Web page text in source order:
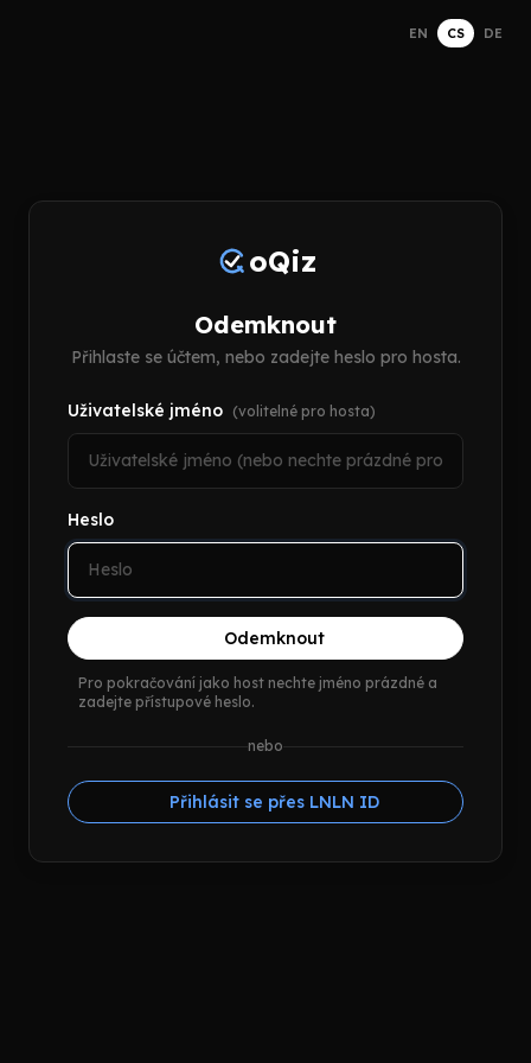
EN CS DE
oQiz
Odemknout
Přihlaste se účtem, nebo zadejte heslo pro hosta.
Uživatelské jméno (volitelné pro hosta)
Heslo
Odemknout
Pro pokračování jako host nechte jméno prázdné a
zadejte přístupové heslo.
nebo
Přihlásit se přes LNLN ID